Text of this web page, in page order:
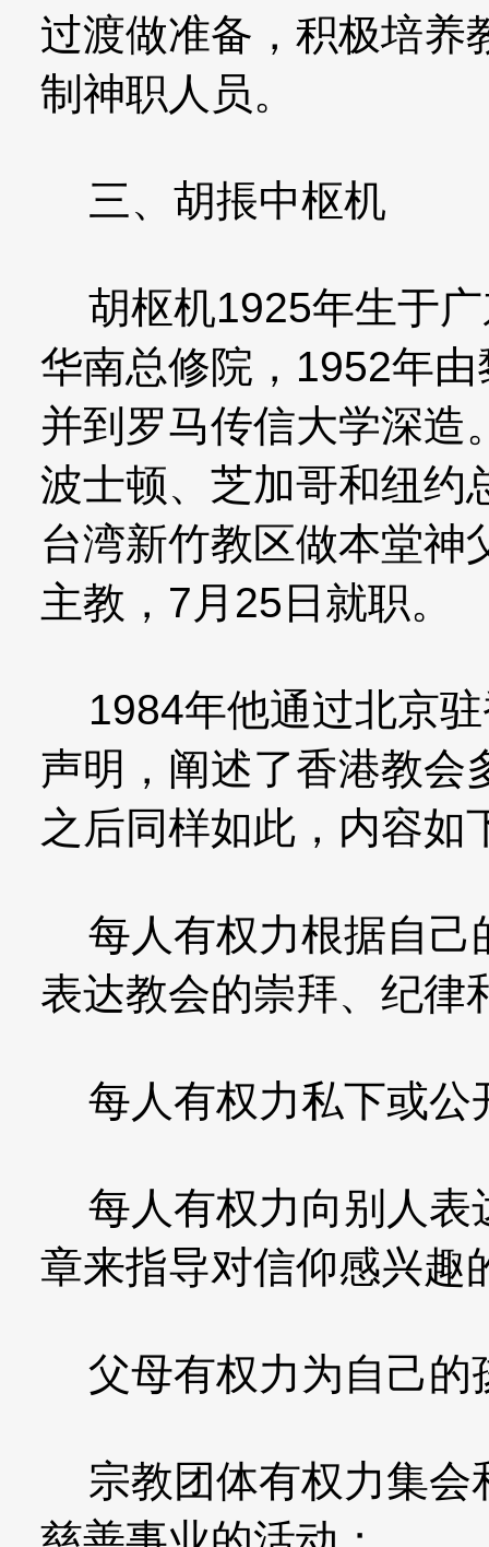
过渡做准备，积极培养
制神职人员。
三、胡掁中枢机
胡枢机1925年生于广
华南总修院，1952年
并到罗马传信大学深造
波士顿、芝加哥和纽约
台湾新竹教区做本堂神
主教，7月25日就职。
1984年他通过北京驻
声明，阐述了香港教会
之后同样如此，内容如
每人有权力根据自己
表达教会的崇拜、纪律
每人有权力私下或公
每人有权力向别人表
章来指导对信仰感兴趣
父母有权力为自己的
宗教团体有权力集会